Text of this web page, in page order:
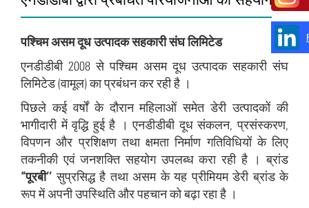
पश्चिम असम दूध उत्‍पादक सहकारी संघ लिमिटेड
एनडीडीबी 2008 से पश्चिम असम दूध उत्‍पादक सहकारी संघ
लिमिटेड (वामूल) का प्रबंधन कर रही है ।
पिछले कई वर्षों के दौरान महिलाओं समेत डेरी उत्‍पादकों की
भागीदारी में वृद्धि हुई है । एनडीडीबी दूध संकलन, प्रसंस्करण,
विपणन और प्रशिक्षण तथा क्षमता निर्माण गतिविधियों के लिए
तकनीकी एवं जनशक्ति सहयोग उपलब्‍ध करा रही है । ब्रांड
“पूरबी’’ सुप्रसिद्ध है तथा असम के यह प्रीमियम डेरी ब्रांड के
रूप में अपनी उपस्थिति और पहचान को बढ़ा रहा है ।